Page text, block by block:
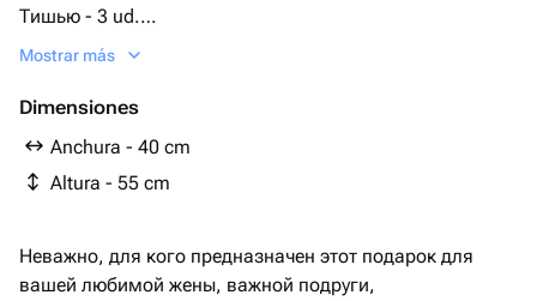
Тишью - 3 ud.
Cinta de raso - 1 ud.
Embalaje de diseño - 4 ud.
Mostrar más
Dimensiones
Anchura - 40 cm
Altura - 55 cm
Неважно, для кого предназначен этот подарок для
вашей любимой жены, важной подруги,